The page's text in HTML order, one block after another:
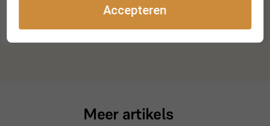
Meer artikels
Accepteren